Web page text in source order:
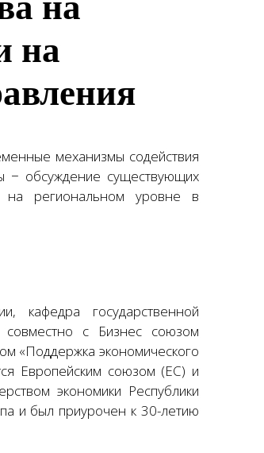
на
механизмы содействия
− обсуждение существующих
на региональном уровне в
кафедра государственной
совместно с Бизнес союзом
«Поддержка экономического
Европейским союзом (ЕС) и
экономики Республики
и был приурочен к 30-летию